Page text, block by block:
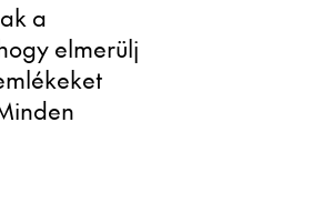
a
elmerülj